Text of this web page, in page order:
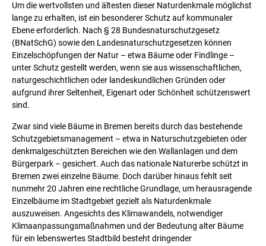
Um die wertvollsten und ältesten dieser Naturdenkmale möglichst
lange zu erhalten, ist ein besonderer Schutz auf kommunaler
Ebene erforderlich. Nach § 28 Bundesnaturschutzgesetz
(BNatSchG) sowie den Landesnaturschutzgesetzen können
Einzelschöpfungen der Natur – etwa Bäume oder Findlinge –
unter Schutz gestellt werden, wenn sie aus wissenschaftlichen,
naturgeschichtlichen oder landeskundlichen Gründen oder
aufgrund ihrer Seltenheit, Eigenart oder Schönheit schützenswert
sind.
Zwar sind viele Bäume in Bremen bereits durch das bestehende
Schutzgebietsmanagement – etwa in Naturschutzgebieten oder
denkmalgeschützten Bereichen wie den Wallanlagen und dem
Bürgerpark – gesichert. Auch das nationale Naturerbe schützt in
Bremen zwei einzelne Bäume. Doch darüber hinaus fehlt seit
nunmehr 20 Jahren eine rechtliche Grundlage, um herausragende
Einzelbäume im Stadtgebiet gezielt als Naturdenkmale
auszuweisen. Angesichts des Klimawandels, notwendiger
Klimaanpassungsmaßnahmen und der Bedeutung alter Bäume
für ein lebenswertes Stadtbild besteht dringender